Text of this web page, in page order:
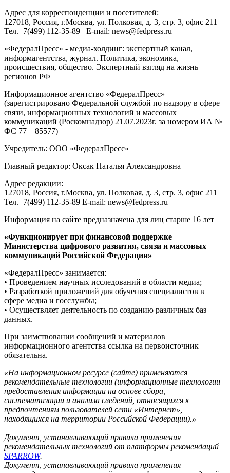
Адрес для корреспонденции и посетителей:
127018, Россия, г.Москва, ул. Полковая, д. 3, стр. 3, офис 211
Тел.+7(499) 112-35-89 E-mail: news@fedpress.ru
«ФедералПресс» - медиа-холдинг: экспертный канал,
информагентства, журнал. Политика, экономика,
происшествия, общество. Экспертный взгляд на жизнь
регионов РФ
Информационное агентство «ФедералПресс»
(зарегистрировано Федеральной службой по надзору в сфере
связи, информационных технологий и массовых
коммуникаций (Роскомнадзор) 21.07.2023г. за номером ИА №
ФС 77 – 85577)
Учредитель: ООО «ФедералПресс»
Главный редактор: Оксак Наталья Александровна
Адрес редакции:
127018, Россия, г.Москва, ул. Полковая, д. 3, стр. 3, офис 211
Тел.+7(499) 112-35-89 E-mail: news@fedpress.ru
Информация на сайте предназначена для лиц старше 16 лет
«Функционирует при финансовой поддержке
Министерства цифрового развития, связи и массовых
коммуникаций Российской Федерации»
«ФедералПресс» занимается:
• Проведением научных исследований в области медиа;
• Разработкой приложений для обучения специалистов в
сфере медиа и госслужбы;
• Осуществляет деятельность по созданию различных баз
данных.
При заимствовании сообщений и материалов
информационного агентства ссылка на первоисточник
обязательна.
«На информационном ресурсе (сайте) применяются
рекомендательные технологии (информационные технологии
предоставления информации на основе сбора,
систематизации и анализа сведений, относящихся к
предпочтениям пользователей сети «Интернет»,
находящихся на территории Российской Федерации).»
Документ, устанавливающий правила применения
рекомендательных технологий от платформы рекомендаций
SPARROW.
Документ, устанавливающий правила применения